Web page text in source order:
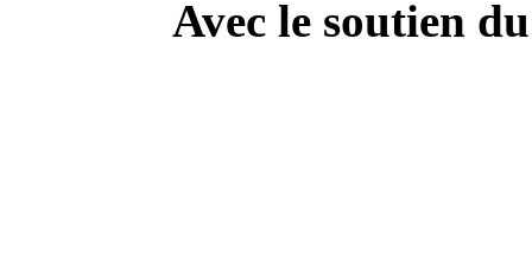
Avec le soutien